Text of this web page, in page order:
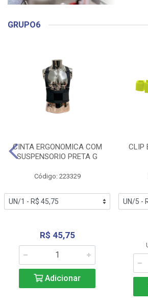
GRUPO6
CINTA ERGONOMICA COM
SUSPENSORIO PRETA G
Código: 223329
R$ 45,75
Adicionar
CLIP